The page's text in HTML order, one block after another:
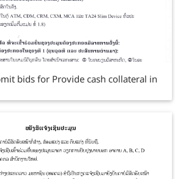
bids for Provide cash collateral in